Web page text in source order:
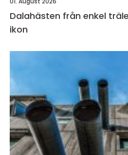
Dalahästen från enkel träleksak till svensk
ikon